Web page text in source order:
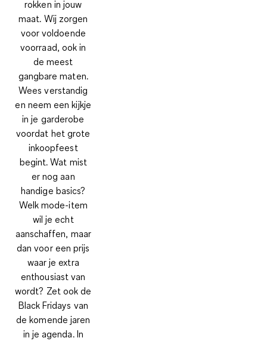
rokken in jouw
maat. Wij zorgen
voor voldoende
voorraad, ook in
de meest
gangbare maten.
Wees verstandig
en neem een kijkje
in je garderobe
voordat het grote
inkoopfeest
begint. Wat mist
er nog aan
handige basics?
Welk mode-item
wil je echt
aanschaffen, maar
dan voor een prijs
waar je extra
enthousiast van
wordt? Zet ook de
Black Fridays van
de komende jaren
in je agenda. In